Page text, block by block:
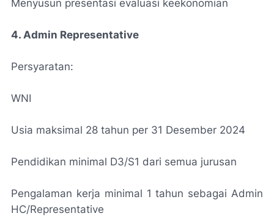
Menyusun presentasi evaluasi keekonomian
4. Admin Representative
Persyaratan:
WNI
Usia maksimal 28 tahun per 31 Desember 2024
Pendidikan minimal D3/S1 dari semua jurusan
Pengalaman kerja minimal 1 tahun sebagai Admin
HC/Representative